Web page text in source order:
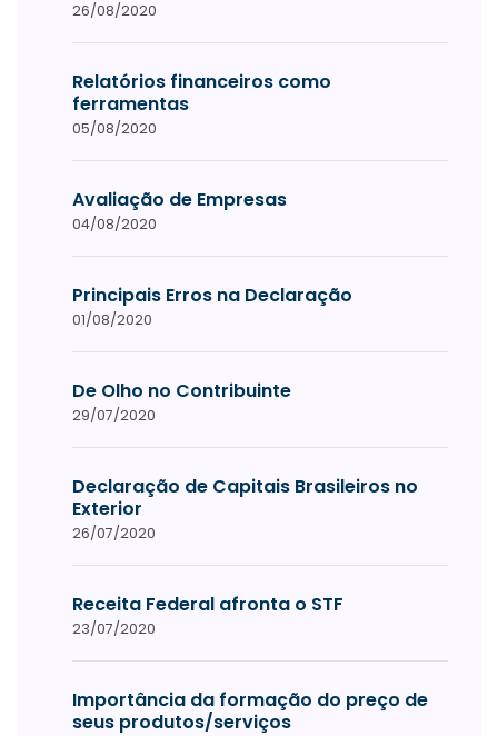
26/08/2020
Relatórios financeiros como
ferramentas
05/08/2020
Avaliação de Empresas
04/08/2020
Principais Erros na Declaração
01/08/2020
De Olho no Contribuinte
29/07/2020
Declaração de Capitais Brasileiros no
Exterior
26/07/2020
Receita Federal afronta o STF
23/07/2020
Importância da formação do preço de
seus produtos/serviços